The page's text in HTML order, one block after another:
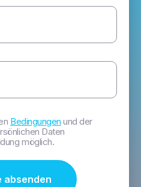
Bedingungen und der
Daten
möglich.